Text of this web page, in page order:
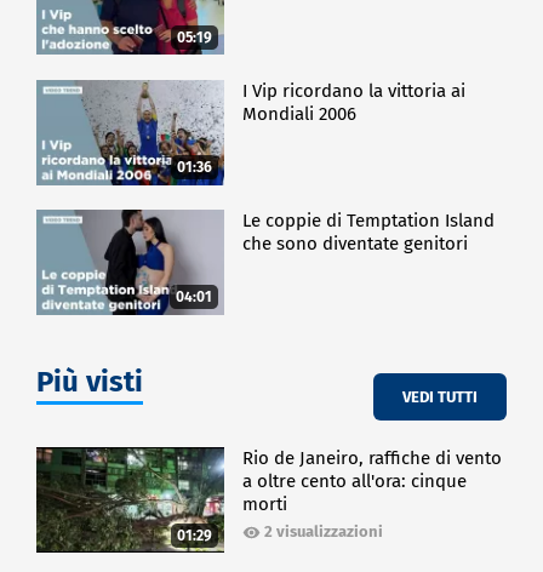
05:19
01:36
I Vip ricordano la vittoria ai
Mondiali 2006
04:01
Le coppie di Temptation Island
che sono diventate genitori
Più visti VEDI TUTTI
01:29
Rio de Janeiro, raffiche di vento
a oltre cento all'ora: cinque
morti
2 visualizzazioni